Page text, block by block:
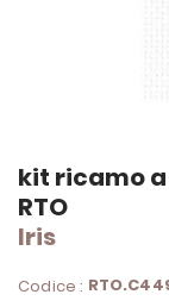
kit ricamo
RTO
Iris
Codice :
Vai
all'inizio
della
galleria
immagini